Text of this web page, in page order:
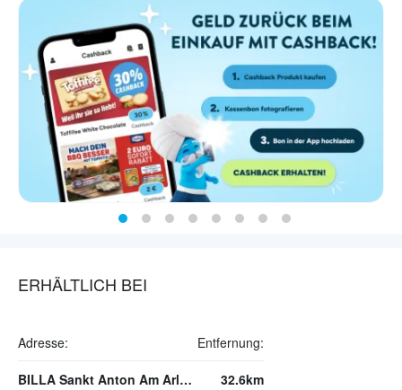
ERHÄLTLICH BEI
Adresse: Entfernung:
BILLA Sankt Anton Am Arlberg 32.6km